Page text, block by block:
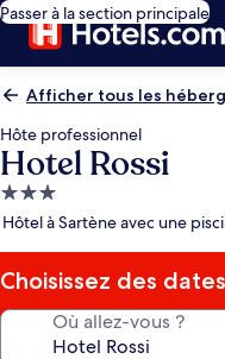
Passer à la section principale
Afficher tous les
Hôte professionnel
Hotel Rossi
Hébergement
3.0 étoiles
Hôtel à Sartène avec une
Choisissez des
Où allez-vous ?